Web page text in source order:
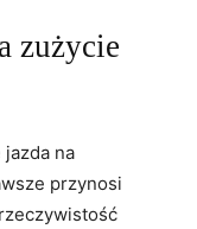
zużycie
na
przynosi